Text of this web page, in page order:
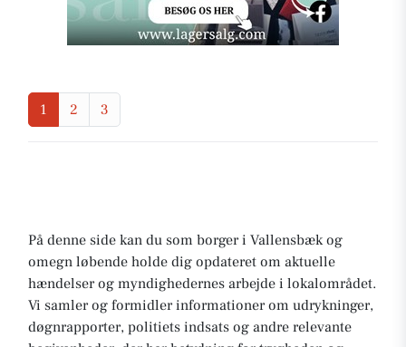
1 2 3
På denne side kan du som borger i Vallensbæk og
omegn løbende holde dig opdateret om aktuelle
hændelser og myndighedernes arbejde i lokalområdet.
Vi samler og formidler informationer om udrykninger,
døgnrapporter, politiets indsats og andre relevante